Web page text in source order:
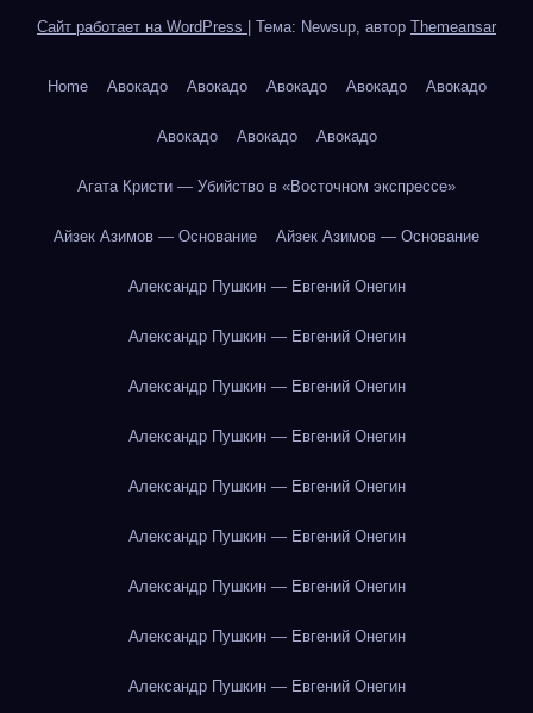
Сайт работает на WordPress Тема: Newsup, автор Themeansar
Home Авокадо Авокадо Авокадо Авокадо Авокадо
Авокадо Авокадо Авокадо
Агата Кристи — Убийство в «Восточном экспрессе»
Айзек Азимов — Основание Айзек Азимов — Основание
Александр Пушкин — Евгений Онегин
Александр Пушкин — Евгений Онегин
Александр Пушкин — Евгений Онегин
Александр Пушкин — Евгений Онегин
Александр Пушкин — Евгений Онегин
Александр Пушкин — Евгений Онегин
Александр Пушкин — Евгений Онегин
Александр Пушкин — Евгений Онегин
Александр Пушкин — Евгений Онегин